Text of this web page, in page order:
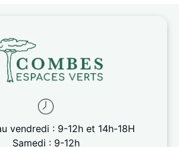
vendredi : 9-12h et 14h-18H
Samedi : 9-12h